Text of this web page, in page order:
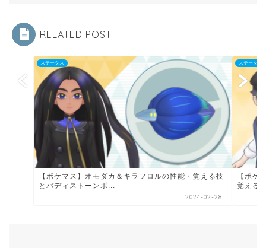
RELATED POST
ステータス
【ポケマス】オモダカ＆キラフロルの性能・覚える技
とバディストーンボ...
2024-02-28
ステータス
【ポケ
覚える